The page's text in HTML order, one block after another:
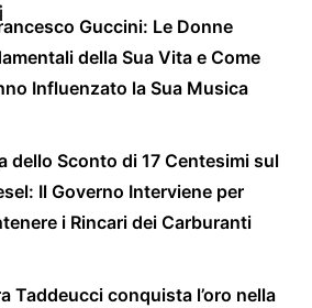
Guccini: Le Donne
della Sua Vita e Come
Influenzato la Sua Musica
dello Sconto di 17 Centesimi sul
Il Governo Interviene per
i Rincari dei Carburanti
Taddeucci conquista l’oro nella